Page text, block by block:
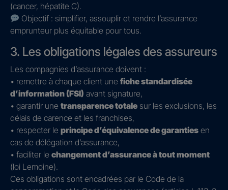
(cancer, hépatite C).
Objectif : simplifier, assouplir et rendre l’assurance
emprunteur plus équitable pour tous.
3. Les obligations légales des assureurs
Les compagnies d’assurance doivent :
• remettre à chaque client une fiche standardisée
d’information (FSI) avant signature,
• garantir une transparence totale sur les exclusions, les
délais de carence et les franchises,
• respecter le principe d’équivalence de garanties en
cas de délégation d’assurance,
• faciliter le changement d’assurance à tout moment
(loi Lemoine).
Ces obligations sont encadrées par le Code de la